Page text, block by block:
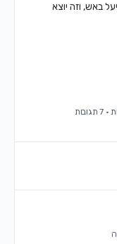
באש, וזה יוצא
· 7 תגובות